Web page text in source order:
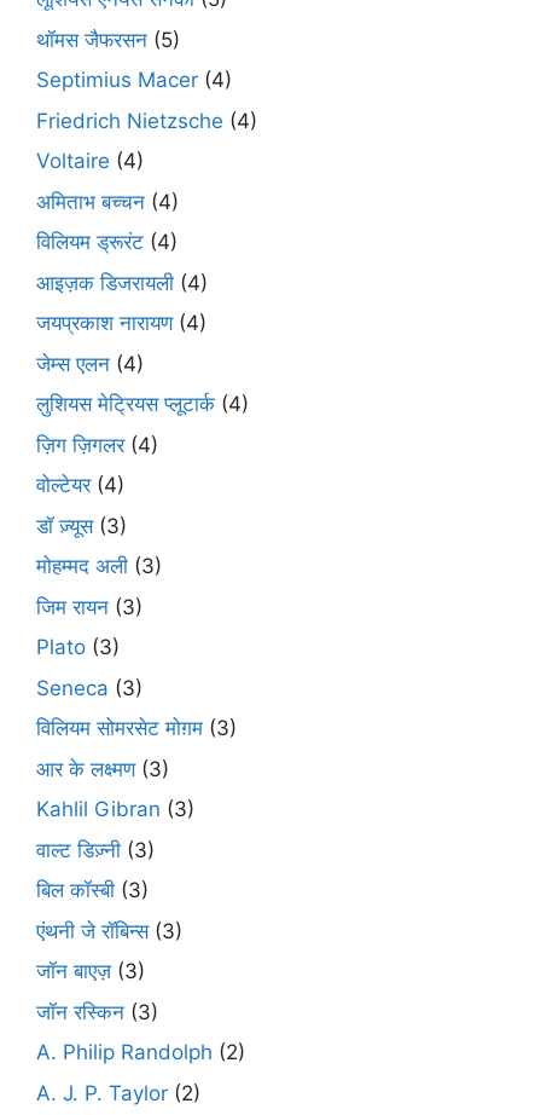
थॉमस जैफरसन (5)
Septimius Macer (4)
Friedrich Nietzsche (4)
Voltaire (4)
अमिताभ बच्चन (4)
विलियम ड्रूरंट (4)
आइज़क डिजरायली (4)
जयप्रकाश नारायण(4)
जेम्स एलन (4)
लुशियस मेट्रियस प्लूटार्क (4)
ज़िग ज़िगलर(4)
वोल्टेयर(4)
डॉ ज़्यूस(3)
मोहम्मद अली (3)
जिम रायन (3)
Plato (3)
Seneca (3)
विलियम सोमरसेट मोग़म (3)
आर के लक्ष्मण(3)
Kahlil Gibran (3)
वाल्ट डिज़्नी (3)
बिल कॉस्बी (3)
एंथनी जे रॉबिन्स(3)
जॉन बाएज़ (3)
जॉन रस्किन (3)
A. Philip Randolph (2)
A. J. P. Taylor (2)